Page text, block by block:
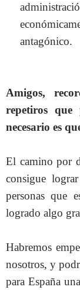
antagónico.
Amigos,
repetiros
necesario es
El camino por
consigue
personas que
logrado algo
Habremos
nosotros, y
para España